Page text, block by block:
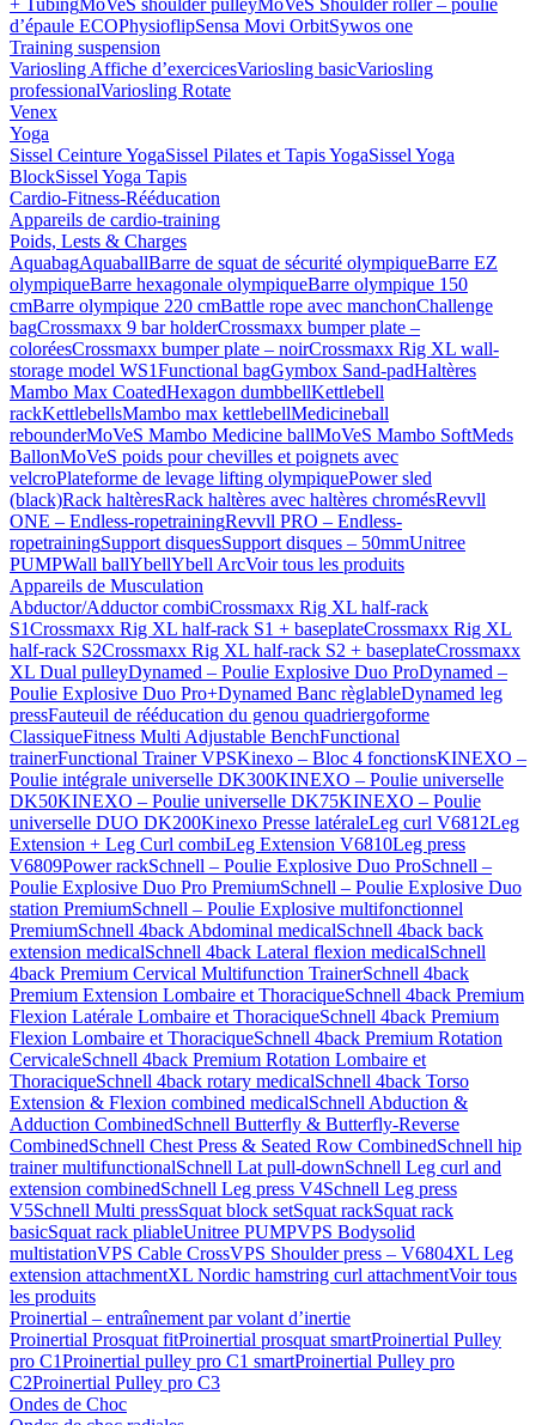
+ TubingMoVeS shoulder pulleyMoVeS Shoulder roller – poulie
d’épaule ECOPhysioflipSensa Movi OrbitSywos one
Training suspension
Variosling Affiche d’exercicesVariosling basicVariosling
professionalVariosling Rotate
Venex
Yoga
Sissel Ceinture YogaSissel Pilates et Tapis YogaSissel Yoga
BlockSissel Yoga Tapis
Cardio-Fitness-Rééducation
Appareils de cardio-training
Poids, Lests & Charges
AquabagAquaballBarre de squat de sécurité olympiqueBarre EZ
olympiqueBarre hexagonale olympiqueBarre olympique 150
cmBarre olympique 220 cmBattle rope avec manchonChallenge
bagCrossmaxx 9 bar holderCrossmaxx bumper plate –
coloréesCrossmaxx bumper plate – noirCrossmaxx Rig XL wall-
storage model WS1Functional bagGymbox Sand-padHaltères
Mambo Max CoatedHexagon dumbbellKettlebell
rackKettlebellsMambo max kettlebellMedicineball
rebounderMoVeS Mambo Medicine ballMoVeS Mambo SoftMeds
BallonMoVeS poids pour chevilles et poignets avec
velcroPlateforme de levage lifting olympiquePower sled
(black)Rack haltèresRack haltères avec haltères chromésRevvll
ONE – Endless-ropetrainingRevvll PRO – Endless-
ropetrainingSupport disquesSupport disques – 50mmUnitree
PUMPWall ballYbellYbell ArcVoir tous les produits
Appareils de Musculation
Abductor/Adductor combiCrossmaxx Rig XL half-rack
S1Crossmaxx Rig XL half-rack S1 + baseplateCrossmaxx Rig XL
half-rack S2Crossmaxx Rig XL half-rack S2 + baseplateCrossmaxx
XL Dual pulleyDynamed – Poulie Explosive Duo ProDynamed –
Poulie Explosive Duo Pro+Dynamed Banc règlableDynamed leg
pressFauteuil de rééducation du genou quadriergoforme
ClassiqueFitness Multi Adjustable BenchFunctional
trainerFunctional Trainer VPSKinexo – Bloc 4 fonctionsKINEXO –
Poulie intégrale universelle DK300KINEXO – Poulie universelle
DK50KINEXO – Poulie universelle DK75KINEXO – Poulie
universelle DUO DK200Kinexo Presse latéraleLeg curl V6812Leg
Extension + Leg Curl combiLeg Extension V6810Leg press
V6809Power rackSchnell – Poulie Explosive Duo ProSchnell –
Poulie Explosive Duo Pro PremiumSchnell – Poulie Explosive Duo
station PremiumSchnell – Poulie Explosive multifonctionnel
PremiumSchnell 4back Abdominal medicalSchnell 4back back
extension medicalSchnell 4back Lateral flexion medicalSchnell
4back Premium Cervical Multifunction TrainerSchnell 4back
Premium Extension Lombaire et ThoraciqueSchnell 4back Premium
Flexion Latérale Lombaire et ThoraciqueSchnell 4back Premium
Flexion Lombaire et ThoraciqueSchnell 4back Premium Rotation
CervicaleSchnell 4back Premium Rotation Lombaire et
ThoraciqueSchnell 4back rotary medicalSchnell 4back Torso
Extension & Flexion combined medicalSchnell Abduction &
Adduction CombinedSchnell Butterfly & Butterfly-Reverse
CombinedSchnell Chest Press & Seated Row CombinedSchnell hip
trainer multifunctionalSchnell Lat pull-downSchnell Leg curl and
extension combinedSchnell Leg press V4Schnell Leg press
V5Schnell Multi pressSquat block setSquat rackSquat rack
basicSquat rack pliableUnitree PUMPVPS Bodysolid
multistationVPS Cable CrossVPS Shoulder press – V6804XL Leg
extension attachmentXL Nordic hamstring curl attachmentVoir tous
les produits
Proinertial – entraînement par volant d’inertie
Proinertial Prosquat fitProinertial prosquat smartProinertial Pulley
pro C1Proinertial pulley pro C1 smartProinertial Pulley pro
C2Proinertial Pulley pro C3
Ondes de Choc